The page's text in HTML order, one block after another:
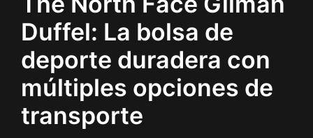
Duffel: La bolsa de
deporte duradera con
múltiples opciones de
transporte